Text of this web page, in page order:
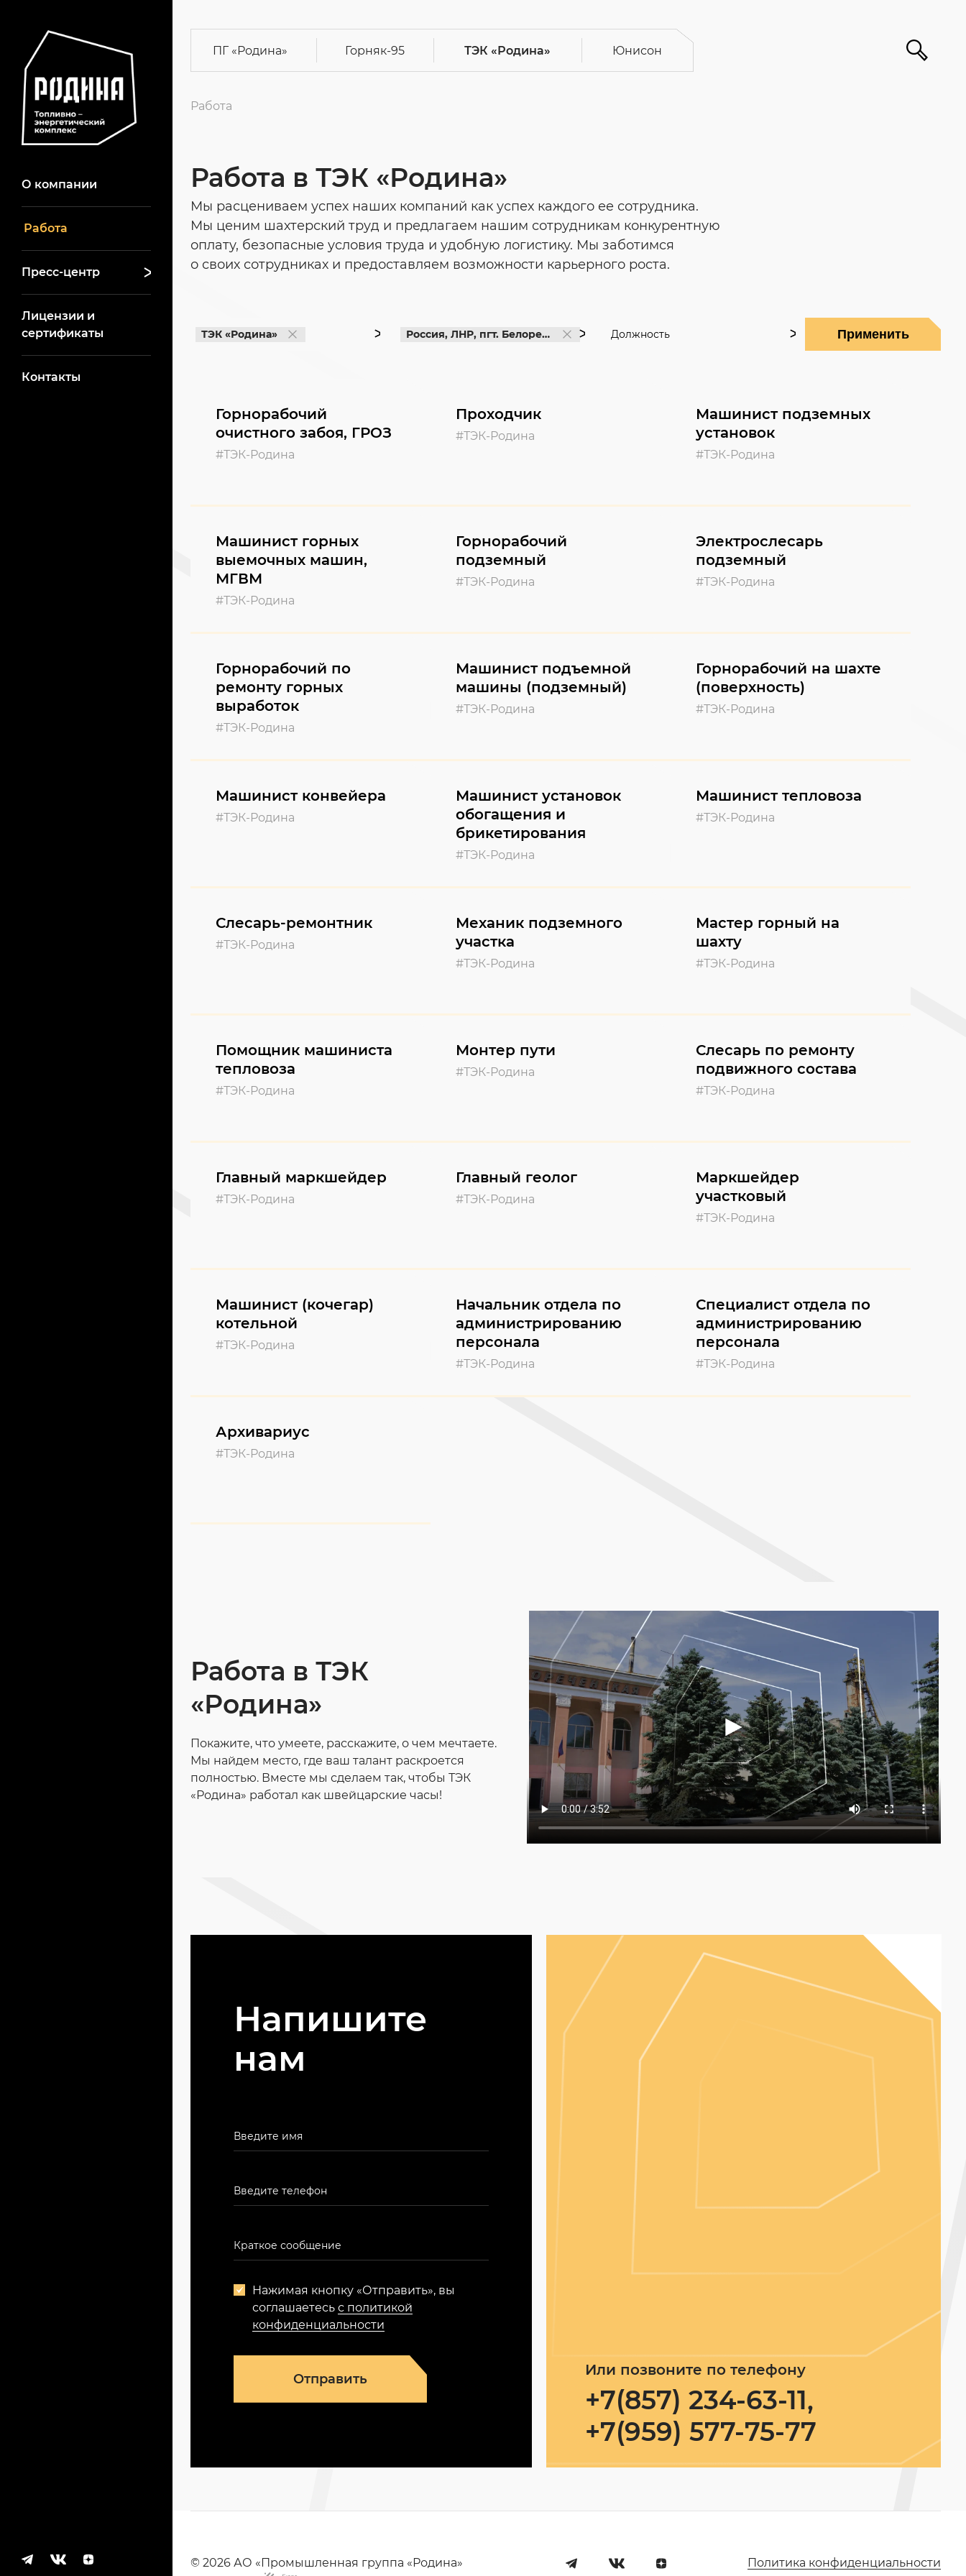
О компании
Работа
Пресс-центр
Лицензии и
сертификаты
Контакты
ПГ «Родина» Горняк-95 ТЭК «Родина» Юнисон
Работа
Работа в ТЭК «Родина»
Мы расцениваем успех наших компаний как успех каждого ее сотрудника.
Мы ценим шахтерский труд и предлагаем нашим сотрудникам конкурентную
оплату, безопасные условия труда и удобную логистику. Мы заботимся
о своих сотрудниках и предоставляем возможности карьерного роста.
ТЭК «Родина» Россия, ЛНР, пгт. Белореченский, ул. Школьная, д. 107
Должность Применить
Горнорабочий
очистного забоя, ГРОЗ
#ТЭК-Родина
Проходчик
#ТЭК-Родина
Машинист подземных
установок
#ТЭК-Родина
Машинист горных
выемочных машин,
МГВМ
#ТЭК-Родина
Горнорабочий
подземный
#ТЭК-Родина
Электрослесарь
подземный
#ТЭК-Родина
Горнорабочий по
ремонту горных
выработок
#ТЭК-Родина
Машинист подъемной
машины (подземный)
#ТЭК-Родина
Горнорабочий на шахте
(поверхность)
#ТЭК-Родина
Машинист конвейера
#ТЭК-Родина
Машинист установок
обогащения и
брикетирования
#ТЭК-Родина
Машинист тепловоза
#ТЭК-Родина
Слесарь-ремонтник
#ТЭК-Родина
Механик подземного
участка
#ТЭК-Родина
Мастер горный на
шахту
#ТЭК-Родина
Помощник машиниста
тепловоза
#ТЭК-Родина
Монтер пути
#ТЭК-Родина
Слесарь по ремонту
подвижного состава
#ТЭК-Родина
Главный маркшейдер
#ТЭК-Родина
Главный геолог
#ТЭК-Родина
Маркшейдер
участковый
#ТЭК-Родина
Машинист (кочегар)
котельной
#ТЭК-Родина
Начальник отдела по
администрированию
персонала
#ТЭК-Родина
Специалист отдела по
администрированию
персонала
#ТЭК-Родина
Архивариус
#ТЭК-Родина
Работа в ТЭК
«Родина»
Покажите, что умеете, расскажите, о чем мечтаете.
Мы найдем место, где ваш талант раскроется
полностью. Вместе мы сделаем так, чтобы ТЭК
«Родина» работал как швейцарские часы!
Напишите
нам
Нажимая кнопку «Отправить», вы
соглашаетесь с политикой
конфиденциальности
Отправить
Или позвоните по телефону
+7(857) 234-63-11,
+7(959) 577-75-77
© 2026 АО «Промышленная группа «Родина» Политика конфиденциальности